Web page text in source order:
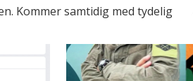
Kommer samtidig med tydelig